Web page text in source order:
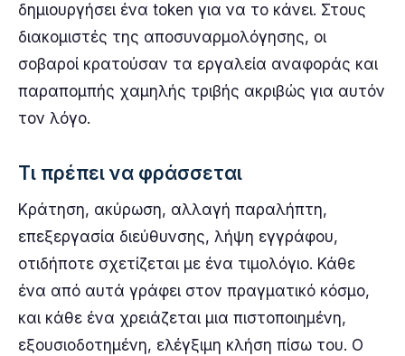
δημιουργήσει ένα token για να το κάνει. Στους
διακομιστές της αποσυναρμολόγησης, οι
σοβαροί κρατούσαν τα εργαλεία αναφοράς και
παραπομπής χαμηλής τριβής ακριβώς για αυτόν
τον λόγο.
Τι πρέπει να φράσσεται
Κράτηση, ακύρωση, αλλαγή παραλήπτη,
επεξεργασία διεύθυνσης, λήψη εγγράφου,
οτιδήποτε σχετίζεται με ένα τιμολόγιο. Κάθε
ένα από αυτά γράφει στον πραγματικό κόσμο,
και κάθε ένα χρειάζεται μια πιστοποιημένη,
εξουσιοδοτημένη, ελέγξιμη κλήση πίσω του. Ο